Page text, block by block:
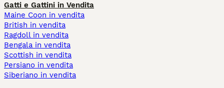
Gatti e Gattini in Vendita
Maine Coon in vendita
British in vendita
Ragdoll in vendita
Bengala in vendita
Scottish in vendita
Persiano in vendita
Siberiano in vendita